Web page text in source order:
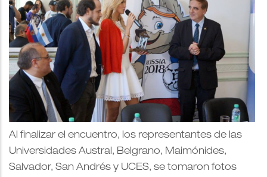
Al finalizar el encuentro, los representantes de las
Universidades Austral, Belgrano, Maimónides,
Salvador, San Andrés y UCES, se tomaron fotos